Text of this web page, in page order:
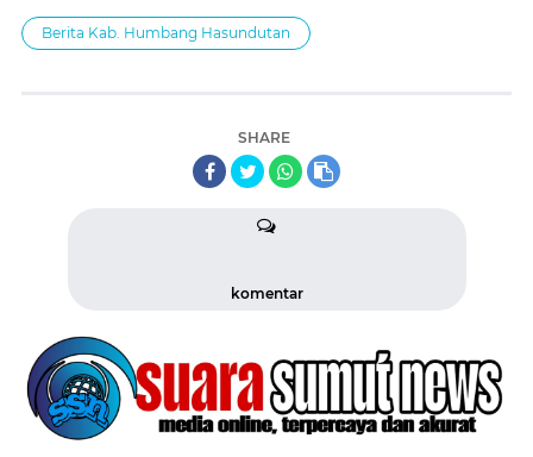
Berita Kab. Humbang Hasundutan
SHARE
komentar